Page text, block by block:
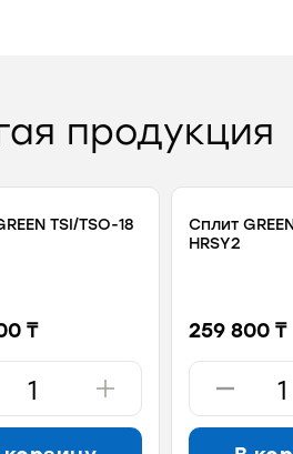
продукция
TSI/TSO-18
₸
Сплит
HRSY2
259 800 ₸